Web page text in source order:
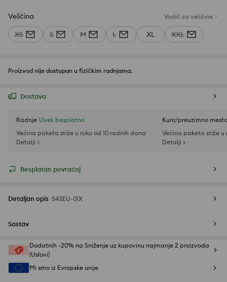
Veličina Vodič za veličine
XS S M L XL XXL
Proizvod nije dostupan u fizičkim radnjama.
Dostava
Radnje Uvek besplatno
Većina paketa stiže u roku od 10 radnih dana
Detalji >
Kurir/preuzimno mesto
Većina paketa stiže u
Detalji >
Besplatan povraćaj
Detaljan opis 543EU-01X
Sastav
Dodatnih -20% na Sniženje uz kupovinu najmanje 2 proizvoda
(Uslovi)
Mi smo iz Evropske unije